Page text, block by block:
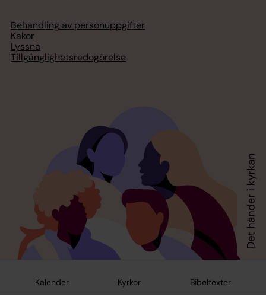
Kalender Kyrkor Bibeltexter
Behandling av personuppgifter
Kakor
Lyssna
Tillgänglighetsredogörelse